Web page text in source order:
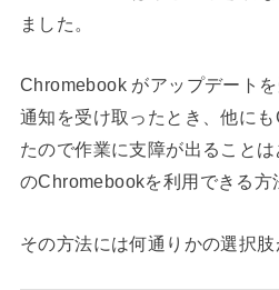
ました。
Chromebook がアップデート
通知を受け取ったとき、他に
たので作業に支障が出ること
のChromebookを利用できる方
その方法には何通りかの選択肢